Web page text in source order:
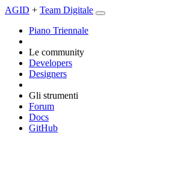
AGID + Team Digitale
Piano Triennale
Le community
Developers
Designers
Gli strumenti
Forum
Docs
GitHub